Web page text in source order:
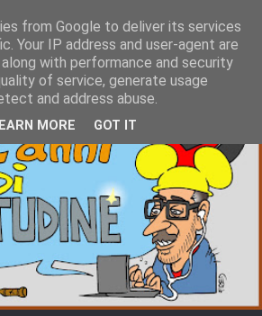
from Google to deliver its services
Your IP address and user-agent are
with performance and security
of service, generate usage
and address abuse.
MORE GOT IT